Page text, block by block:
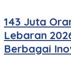
143 Juta
Lebaran
Berbagai